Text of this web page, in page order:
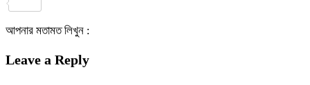
আপনার মতামত লিখুন :
Leave a Reply